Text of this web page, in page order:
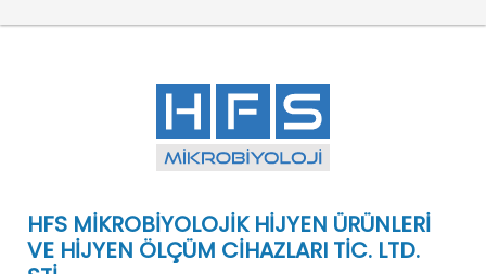
HFS MİKROBİYOLOJİK HİJYEN ÜRÜNLERİ
VE HİJYEN ÖLÇÜM CİHAZLARI TİC. LTD.